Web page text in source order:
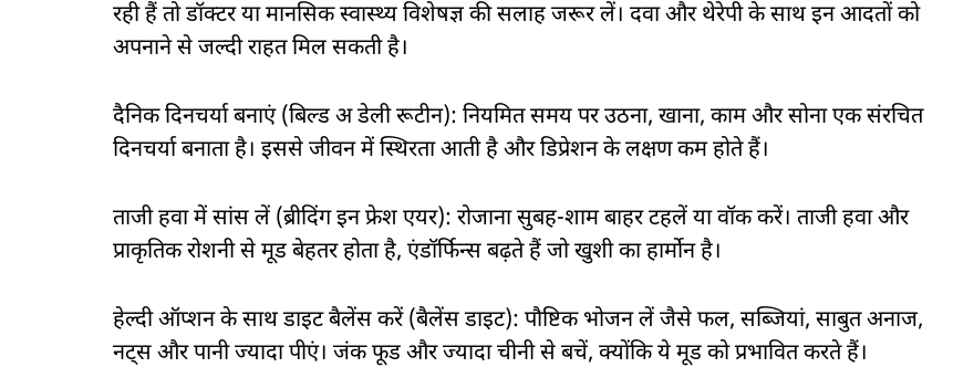
रही हैं तो डॉक्टर या मानसिक स्वास्थ्य विशेषज्ञ की सलाह जरूर लें। दवा और थेरेपी के साथ इन आदतों को
अपनाने से जल्दी राहत मिल सकती है।
दैनिक दिनचर्या बनाएं (बिल्ड अ डेली रूटीन): नियमित समय पर उठना, खाना, काम और सोना एक संरचित
दिनचर्या बनाता है। इससे जीवन में स्थिरता आती है और डिप्रेशन के लक्षण कम होते हैं।
ताजी हवा में सांस लें (ब्रीदिंग इन फ्रेश एयर): रोजाना सुबह-शाम बाहर टहलें या वॉक करें। ताजी हवा और
प्राकृतिक रोशनी से मूड बेहतर होता है, एंडॉर्फिन्स बढ़ते हैं जो खुशी का हार्मोन है।
हेल्दी ऑप्शन के साथ डाइट बैलेंस करें (बैलेंस डाइट): पौष्टिक भोजन लें जैसे फल, सब्जियां, साबुत अनाज,
नट्स और पानी ज्यादा पीएं। जंक फूड और ज्यादा चीनी से बचें, क्योंकि ये मूड को प्रभावित करते हैं।